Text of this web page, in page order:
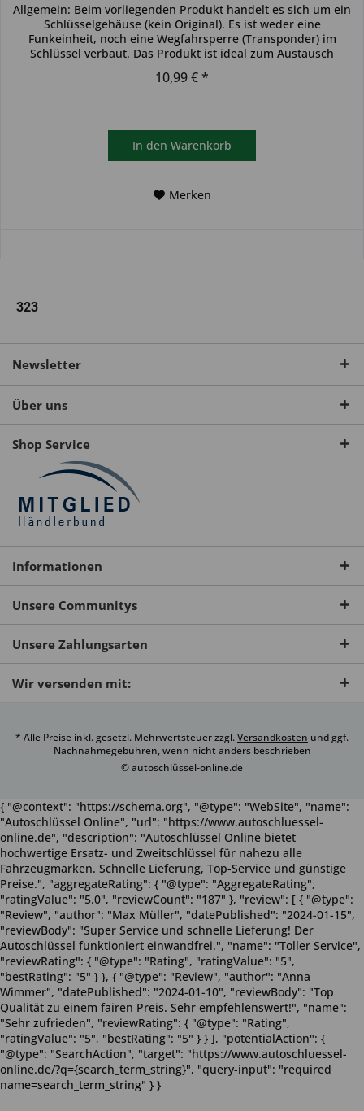
Allgemein: Beim vorliegenden Produkt handelt es sich um ein
Schlüsselgehäuse (kein Original). Es ist weder eine
Funkeinheit, noch eine Wegfahrsperre (Transponder) im
Schlüssel verbaut. Das Produkt ist ideal zum Austausch
10,99 € *
In den Warenkorb
Merken
323
Newsletter
Über uns
Shop Service
Informationen
Unsere Communitys
Unsere Zahlungsarten
Wir versenden mit:
* Alle Preise inkl. gesetzl. Mehrwertsteuer zzgl.Versandkosten und ggf.
Nachnahmegebühren, wenn nicht anders beschrieben
© autoschlüssel-online.de
{ "@context": "https://schema.org", "@type": "WebSite", "name":
"Autoschlüssel Online", "url": "https://www.autoschluessel-
online.de", "description": "Autoschlüssel Online bietet
hochwertige Ersatz- und Zweitschlüssel für nahezu alle
Fahrzeugmarken. Schnelle Lieferung, Top-Service und günstige
Preise.", "aggregateRating": { "@type": "AggregateRating",
"ratingValue": "5.0", "reviewCount": "187" }, "review": [ { "@type":
"Review", "author": "Max Müller", "datePublished": "2024-01-15",
"reviewBody": "Super Service und schnelle Lieferung! Der
Autoschlüssel funktioniert einwandfrei.", "name": "Toller Service",
"reviewRating": { "@type": "Rating", "ratingValue": "5",
"bestRating": "5" } }, { "@type": "Review", "author": "Anna
Wimmer", "datePublished": "2024-01-10", "reviewBody": "Top
Qualität zu einem fairen Preis. Sehr empfehlenswert!", "name":
"Sehr zufrieden", "reviewRating": { "@type": "Rating",
"ratingValue": "5", "bestRating": "5" } } ], "potentialAction": {
"@type": "SearchAction", "target": "https://www.autoschluessel-
online.de/?q={search_term_string}", "query-input": "required
name=search_term_string" } }